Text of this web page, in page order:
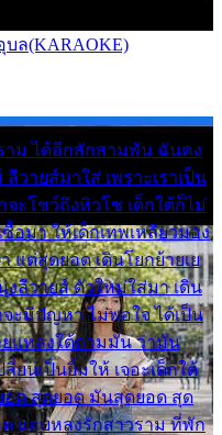
บล(KARAOKE)
าม ได้อีกสักสามพัน ฉันคง
วายส์มาใส่ เพราะเราเป็น
จะโชว์ถึงหิวโซ เด็กใต้ก็ไม่
มา ให้เด็กเทพเหลียวมอง
แต่สุดยอด เดินโยกย้ายเย
งลีวายส์ ตัวใหม่ใส่มา เดิน
ะมีปัญหา ไม่พอใจ ได้เป็น
แหลงใต้ถามมัน ว่ามัน
ยนเป็นยิ้มให้ เจอะเด็กใต้
อด สุดยอด มันสุดยอด สุด
แอบหลงรักสาวราม ที่พัก